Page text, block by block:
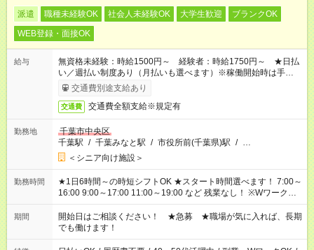
派遣 職種未経験OK 社会人未経験OK 大学生歓迎
ブランクOK
WEB登録・面接OK
給与
無資格未経験：時給1500円～ 経験者：時給1750円～ ★日払
い／週払い制度あり（月払いも選べます）※稼働開始時は手続き
完了次第のお支払いとなります。
交通費別途支給あり
交通費 交通費全額支給※規定有
勤務地
千葉市中央区
千葉駅 / 千葉みなと駅 / 市役所前(千葉県)駅 / …
＜シニア向け施設＞
勤務時間
★1日6時間～の時短シフトOK ★スタート時間選べます！ 7:00～
16:00 9:00～17:00 11:00～19:00 など 残業なし！ ※Wワークの
場合、他のお仕事と合わせ週40時間超の就業はご案内できませ
ん ※法令に基づき、週20時間以上勤務は社会保険への加入対象
となります ※労働者派遣法（日雇い派遣の原則禁止）により、
短時間・短期間の就業はご案内が難しい場合があります
期間
開始日はご相談ください！ ★急募 ★職場が気に入れば、長期
でも働けます！